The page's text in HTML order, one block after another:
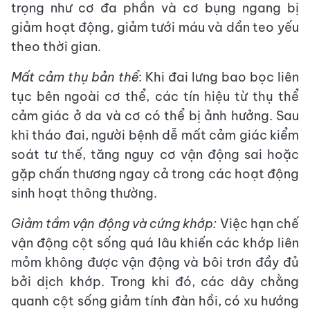
trọng như cơ đa phần và cơ bụng ngang bị
giảm hoạt động, giảm tưới máu và dần teo yếu
theo thời gian.
Mất cảm thụ bản thể: Khi đai lưng bao bọc liên
tục bên ngoài cơ thể, các tín hiệu từ thụ thể
cảm giác ở da và cơ có thể bị ảnh hưởng. Sau
khi tháo đai, người bệnh dễ mất cảm giác kiểm
soát tư thế, tăng nguy cơ vận động sai hoặc
gặp chấn thương ngay cả trong các hoạt động
sinh hoạt thông thường.
Giảm tầm vận động và cứng khớp: Việc hạn chế
vận động cột sống quá lâu khiến các khớp liên
mỏm không được vận động và bôi trơn đầy đủ
bởi dịch khớp. Trong khi đó, các dây chằng
quanh cột sống giảm tính đàn hồi, có xu hướng